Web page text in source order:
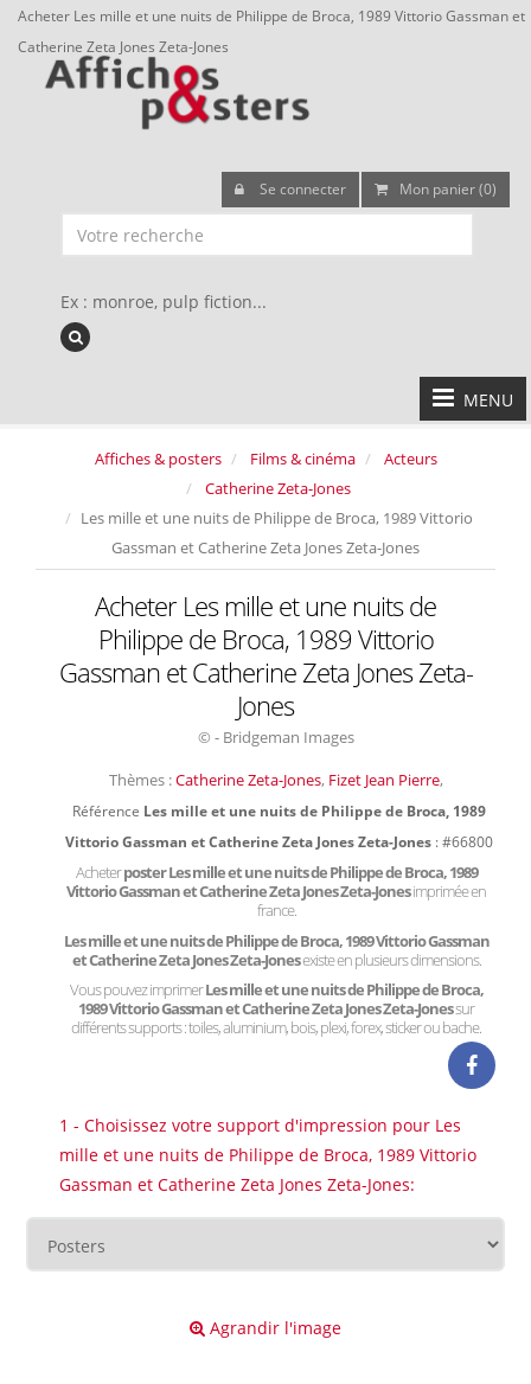
Acheter Les mille et une nuits de Philippe de Broca, 1989 Vittorio Gassman et
Catherine Zeta Jones Zeta-Jones
Se connecter Mon panier (0)
Ex : monroe, pulp fiction...
MENU
Affiches & posters Films & cinéma
Acteurs
Catherine Zeta-Jones
Les mille et une nuits de Philippe de Broca, 1989 Vittorio
Gassman et Catherine Zeta Jones Zeta-Jones
Acheter Les mille et une nuits de
Philippe de Broca, 1989 Vittorio
Gassman et Catherine Zeta Jones Zeta-
Jones
© - Bridgeman Images
Thèmes :Catherine Zeta-Jones, Fizet Jean Pierre,
Référence Les mille et une nuits de Philippe de Broca, 1989
Vittorio Gassman et Catherine Zeta Jones Zeta-Jones : #66800
Acheterposter Les mille et une nuits de Philippe de Broca, 1989
Vittorio Gassman et Catherine Zeta Jones Zeta-Jonesimprimée en
france.
Les mille et une nuits de Philippe de Broca, 1989 Vittorio Gassman
et Catherine Zeta Jones Zeta-Jonesexiste en plusieurs dimensions.
Vous pouvez imprimerLes mille et une nuits de Philippe de Broca,
1989 Vittorio Gassman et Catherine Zeta Jones Zeta-Jonessur
différents supports : toiles, aluminium, bois, plexi, forex, sticker ou bache.
1 - Choisissez votre support d'impression pour Les
mille et une nuits de Philippe de Broca, 1989 Vittorio
Gassman et Catherine Zeta Jones Zeta-Jones:
Agrandir l'image